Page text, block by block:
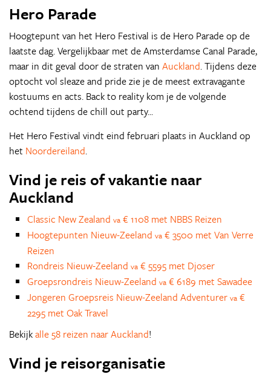
Hero Parade
Hoogtepunt van het Hero Festival is de Hero Parade op de
laatste dag. Vergelijkbaar met de Amsterdamse Canal Parade,
maar in dit geval door de straten van Auckland. Tijdens deze
optocht vol sleaze and pride zie je de meest extravagante
kostuums en acts. Back to reality kom je de volgende
ochtend tijdens de chill out party...
Het Hero Festival vindt eind februari plaats in Auckland op
het Noordereiland.
Vind je reis of vakantie naar
Auckland
Classic New Zealand va € 1108 met NBBS Reizen
Hoogtepunten Nieuw-Zeeland va € 3500 met Van Verre
Reizen
Rondreis Nieuw-Zeeland va € 5595 met Djoser
Groepsrondreis Nieuw-Zeeland va € 6189 met Sawadee
Jongeren Groepsreis Nieuw-Zeeland Adventurer va €
2295 met Oak Travel
Bekijkalle 58 reizen naar Auckland!
Vind je reisorganisatie